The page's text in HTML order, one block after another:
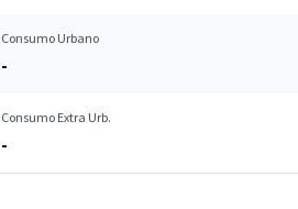
Consumo Urbano
-
Consumo Extra Urb.
-